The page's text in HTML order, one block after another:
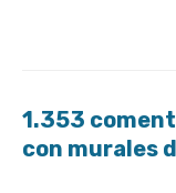
1.353
con murales